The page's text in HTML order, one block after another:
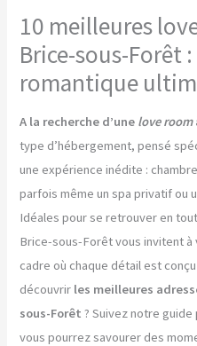
10 meilleures
Brice-sous-Forêt
romantique
A la recherche d’une love room
type d’hébergement, pensé
une expérience inédite :
parfois même un spa privatif ou
Idéales pour se retrouver en
Brice-sous-Forêt vous invitent à
cadre où chaque détail est
découvrir les meilleures
sous-Forêt ? Suivez notre
vous pourrez savourer des